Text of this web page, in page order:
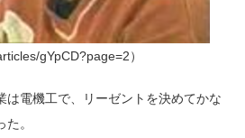
gYpCD?page=2）
は電機工で、リーゼントを決めてかな
。